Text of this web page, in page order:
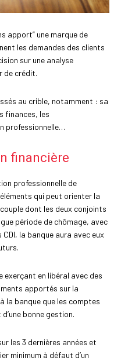
apport” une marque de
les demandes des clients
sur une analyse
de crédit.
au crible, notamment : sa
finances, les
professionnelle…
financière
professionnelle de
qui peut orienter la
couple dont les deux conjoints
période de chômage, avec
la banque aura avec eux
exerçant en libéral avec des
apportés sur la
la banque que les comptes
bonne gestion.
les 3 dernières années et
minimum à défaut d’un